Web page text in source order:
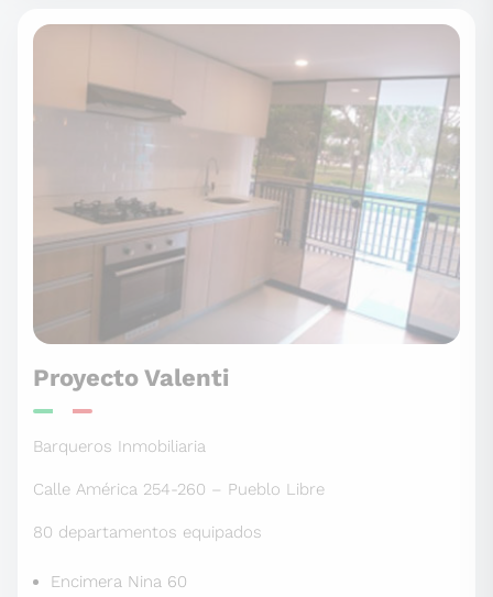
Proyecto Valenti
Barqueros Inmobiliaria
Calle América 254-260 – Pueblo Libre
80 departamentos equipados
Encimera Nina 60